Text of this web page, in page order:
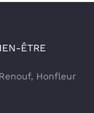
ÊTRE
Honfleur